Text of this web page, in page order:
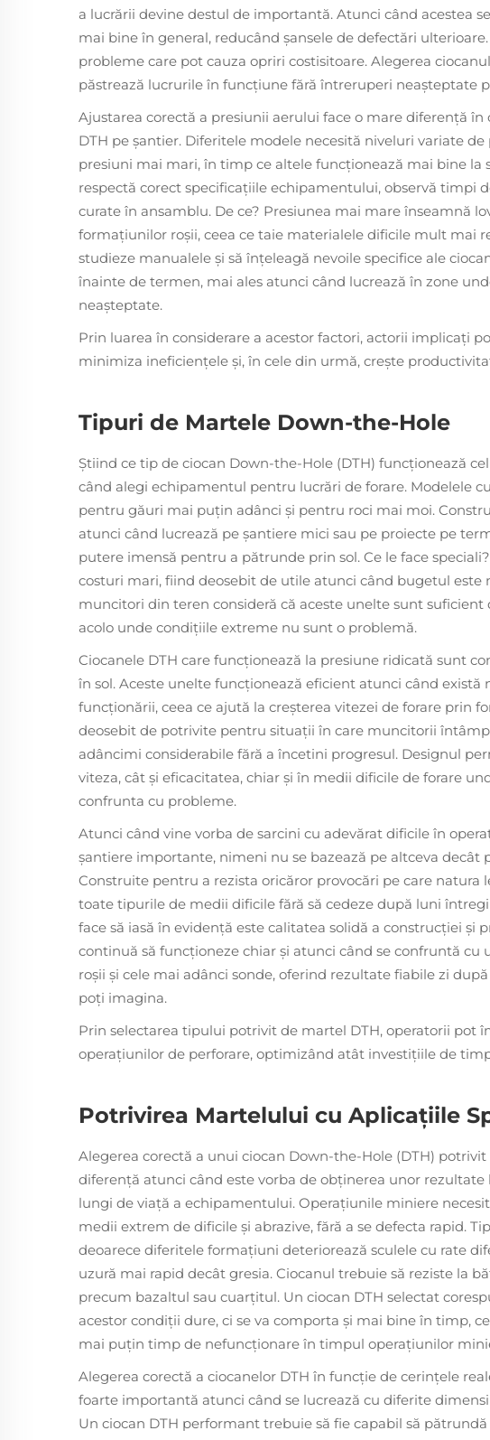
a lucrării devine destul de importantă. Atunci când acestea
mai bine în general, reducând șansele de defectări
probleme care pot cauza opriri costisitoare. Alegerea
păstrează lucrurile în funcțiune fără întreruperi neașteptate
Ajustarea corectă a presiunii aerului face o mare diferență
DTH pe șantier. Diferitele modele necesită niveluri variate
presiuni mai mari, în timp ce altele funcționează mai bine la
respectă corect specificațiile echipamentului, observă timpi
curate în ansamblu. De ce? Presiunea mai mare înseamnă
formațiunilor roșii, ceea ce taie materialele dificile mult mai
studieze manualele și să înțeleagă nevoile specifice ale
înainte de termen, mai ales atunci când lucrează în zone
neașteptate.
Prin luarea în considerare a acestor factori, actorii implicați
minimiza ineficiențele și, în cele din urmă, crește
Tipuri de Martele Down-the-Hole
Știind ce tip de ciocan Down-the-Hole (DTH) funcționează
când alegi echipamentul pentru lucrări de forare. Modelele
pentru găuri mai puțin adânci și pentru roci mai moi.
atunci când lucrează pe șantiere mici sau pe proiecte pe
putere imensă pentru a pătrunde prin sol. Ce le face
costuri mari, fiind deosebit de utile atunci când bugetul
muncitori din teren consideră că aceste unelte sunt
acolo unde condițiile extreme nu sunt o problemă.
Ciocanele DTH care funcționează la presiune ridicată sunt
în sol. Aceste unelte funcționează eficient atunci când
funcționării, ceea ce ajută la creșterea vitezei de forare prin
deosebit de potrivite pentru situații în care muncitorii
adâncimi considerabile fără a încetini progresul. Designul
viteza, cât și eficacitatea, chiar și în medii dificile de forare
confrunta cu probleme.
Atunci când vine vorba de sarcini cu adevărat dificile în
șantiere importante, nimeni nu se bazează pe altceva decât
Construite pentru a rezista oricăror provocări pe care natura
toate tipurile de medii dificile fără să cedeze după luni
face să iasă în evidență este calitatea solidă a construcției și
continuă să funcționeze chiar și atunci când se confruntă
roșii și cele mai adânci sonde, oferind rezultate fiabile zi
poți imagina.
Prin selectarea tipului potrivit de martel DTH, operatorii pot
operațiunilor de perforare, optimizând atât investițiile de
Potrivirea Martelului cu Aplicațiile
Alegerea corectă a unui ciocan Down-the-Hole (DTH)
diferență atunci când este vorba de obținerea unor
lungi de viață a echipamentului. Operațiunile miniere
medii extrem de dificile și abrazive, fără a se defecta rapid.
deoarece diferitele formațiuni deteriorează sculele cu rate
uzură mai rapid decât gresia. Ciocanul trebuie să reziste la
precum bazaltul sau cuarțitul. Un ciocan DTH selectat
acestor condiții dure, ci se va comporta și mai bine în timp,
mai puțin timp de nefuncționare în timpul operațiunilor
Alegerea corectă a ciocanelor DTH în funcție de cerințele
foarte importantă atunci când se lucrează cu diferite
Un ciocan DTH performant trebuie să fie capabil să